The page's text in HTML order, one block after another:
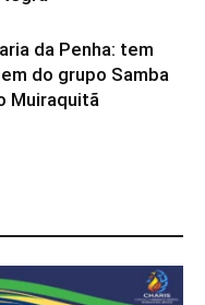
da Penha: tem
do grupo Samba
Muiraquitã